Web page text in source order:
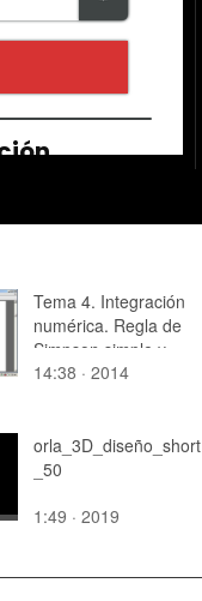
Tema 4. Integración
numérica. Regla de
Simpson simple y
compuesta
14:38 · 2014
orla_3D_diseño_short
_50
1:49 · 2019